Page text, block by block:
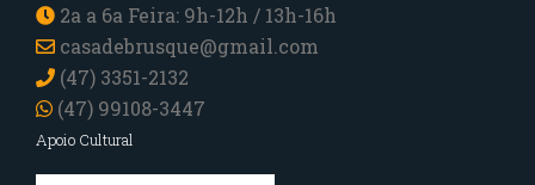
2a a 6a Feira: 9h-12h / 13h-16h
casadebrusque@gmail.com
(47) 3351-2132
(47) 99108-3447
Apoio Cultural